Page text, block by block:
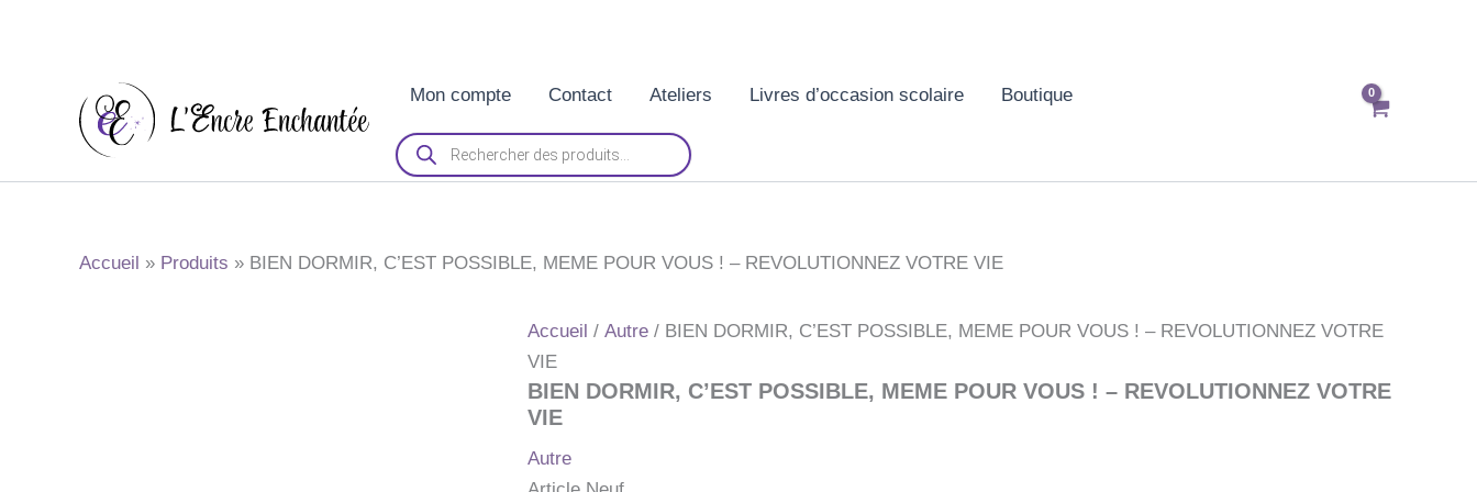
Mon compte Contact Ateliers Livres d’occasion scolaire Boutique
Recherche
de
produits
Accueil Produits BIEN DORMIR, C’EST POSSIBLE, MEME POUR VOUS ! – REVOLUTIONNEZ VOTRE VIE
Accueil / Autre / BIEN DORMIR, C’EST POSSIBLE, MEME POUR VOUS ! – REVOLUTIONNEZ VOTRE
VIE
BIEN DORMIR, C’EST POSSIBLE, MEME POUR VOUS ! – REVOLUTIONNEZ VOTRE
VIE
Autre